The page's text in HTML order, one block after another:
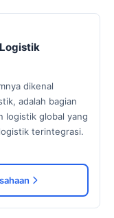
dikenal
adalah bagian
logistik global yang
terintegrasi.